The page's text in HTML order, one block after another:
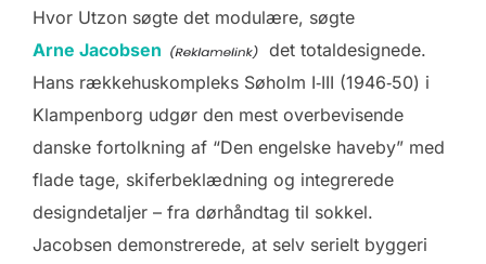
Hvor Utzon søgte det modulære, søgte
Arne Jacobsen
det totaldesignede.
Hans rækkehus­kompleks Søholm I‑III (1946‑50) i
Klampenborg udgør den mest overbevisende
danske fortolkning af “Den engelske haveby” med
flade tage, skifer­beklædning og integrerede
design­detaljer – fra dørhåndtag til sokkel.
Jacobsen demonstrerede, at selv serielt byggeri